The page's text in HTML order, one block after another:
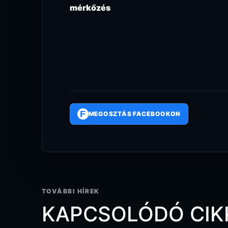
mérkőzés
F MEGOSZTÁS FACEBOOKON
TOVÁBBI HÍREK
KAPCSOLÓDÓ